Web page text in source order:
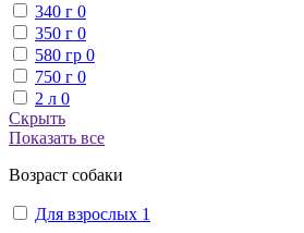
340 г 0
350 г 0
580 гр 0
750 г 0
2 л 0
Скрыть
Показать все
Возраст собаки
Для взрослых 1